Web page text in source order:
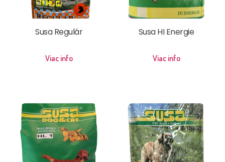
Susa Regulár
Viac info
Susa HI Energie
Viac info